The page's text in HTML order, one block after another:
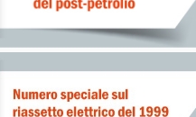
gasoli e denso Btz in calo'